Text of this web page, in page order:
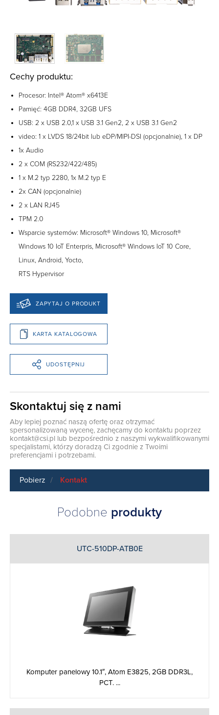
Cechy produktu:
Procesor: Intel® Atom® x6413E
Pamięć: 4GB DDR4, 32GB UFS
USB: 2 x USB 2.0,1 x USB 3.1 Gen2, 2 x USB 3.1 Gen2
video: 1 x LVDS 18/24bit lub eDP/MIPI-DSI (opcjonalnie), 1 x DP
1x Audio
2 x COM (RS232/422/485)
1 x M.2 typ 2280, 1x M.2 typ E
2x CAN (opcjonalnie)
2 x LAN RJ45
TPM 2.0
Wsparcie systemów: Microsoft® Windows 10, Microsoft®
Windows 10 IoT Enterpris, Microsoft® Windows IoT 10 Core,
Linux, Android, Yocto,
RTS Hypervisor
ZAPYTAJ O PRODUKT
KARTA KATALOGOWA
UDOSTĘPNIJ
Skontaktuj się z nami
Aby lepiej poznać naszą ofertę oraz otrzymać
spersonalizowaną wycenę, zachęcamy do kontaktu poprzez
kontakt@csi.pl lub bezpośrednio z naszymi wykwalifikowanymi
specjalistami, którzy doradzą Ci zgodnie z Twoimi
preferencjami i potrzebami.
Pobierz Kontakt
Podobne produkty
UTC-510DP-ATB0E
Komputer panelowy 10.1″, Atom E3825, 2GB DDR3L,
PCT. ...